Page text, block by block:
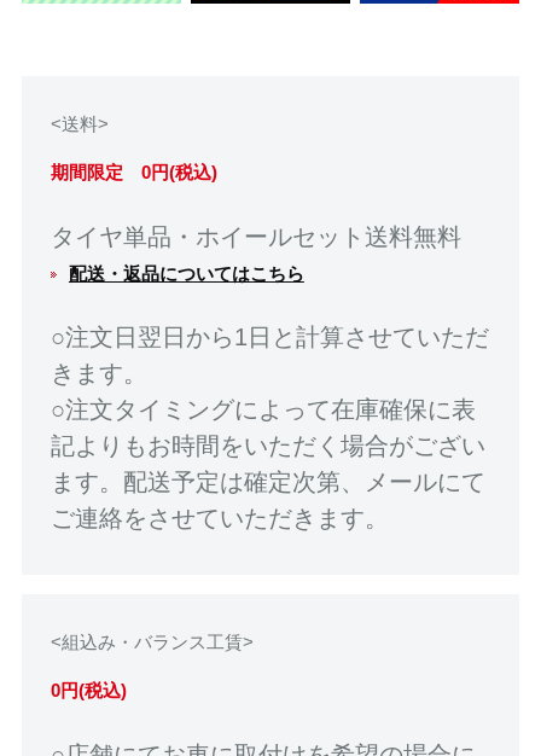
<送料>
期間限定 0円(税込)
タイヤ単品・ホイールセット送料無料
配送・返品についてはこちら
○注文日翌日から1日と計算させていただ
きます。
○注文タイミングによって在庫確保に表
記よりもお時間をいただく場合がござい
ます。配送予定は確定次第、メールにて
ご連絡をさせていただきます。
<組込み・バランス工賃>
0円(税込)